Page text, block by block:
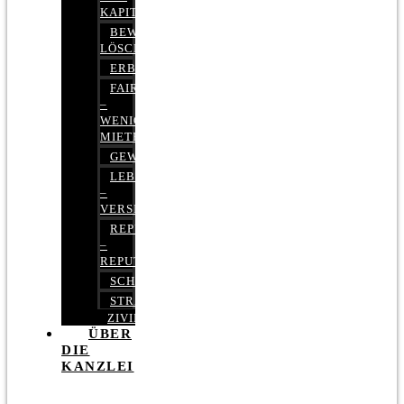
KAPITALMARKTRECHT
BEWERTUNGEN
LÖSCHEN
ERBRECHT
FAIRMIETEN
–
WENIGER
MIETE
GEWERBERECHT
LEBENSVERSICHERUNG
–
VERSICHERUNGSRECHT
REPUTATIONSRECHT
–
REPUTATIONSMANAGEMENT
SCHUFARECHT
STRAFRECHT
ZIVILRECHT
ÜBER
DIE
KANZLEI